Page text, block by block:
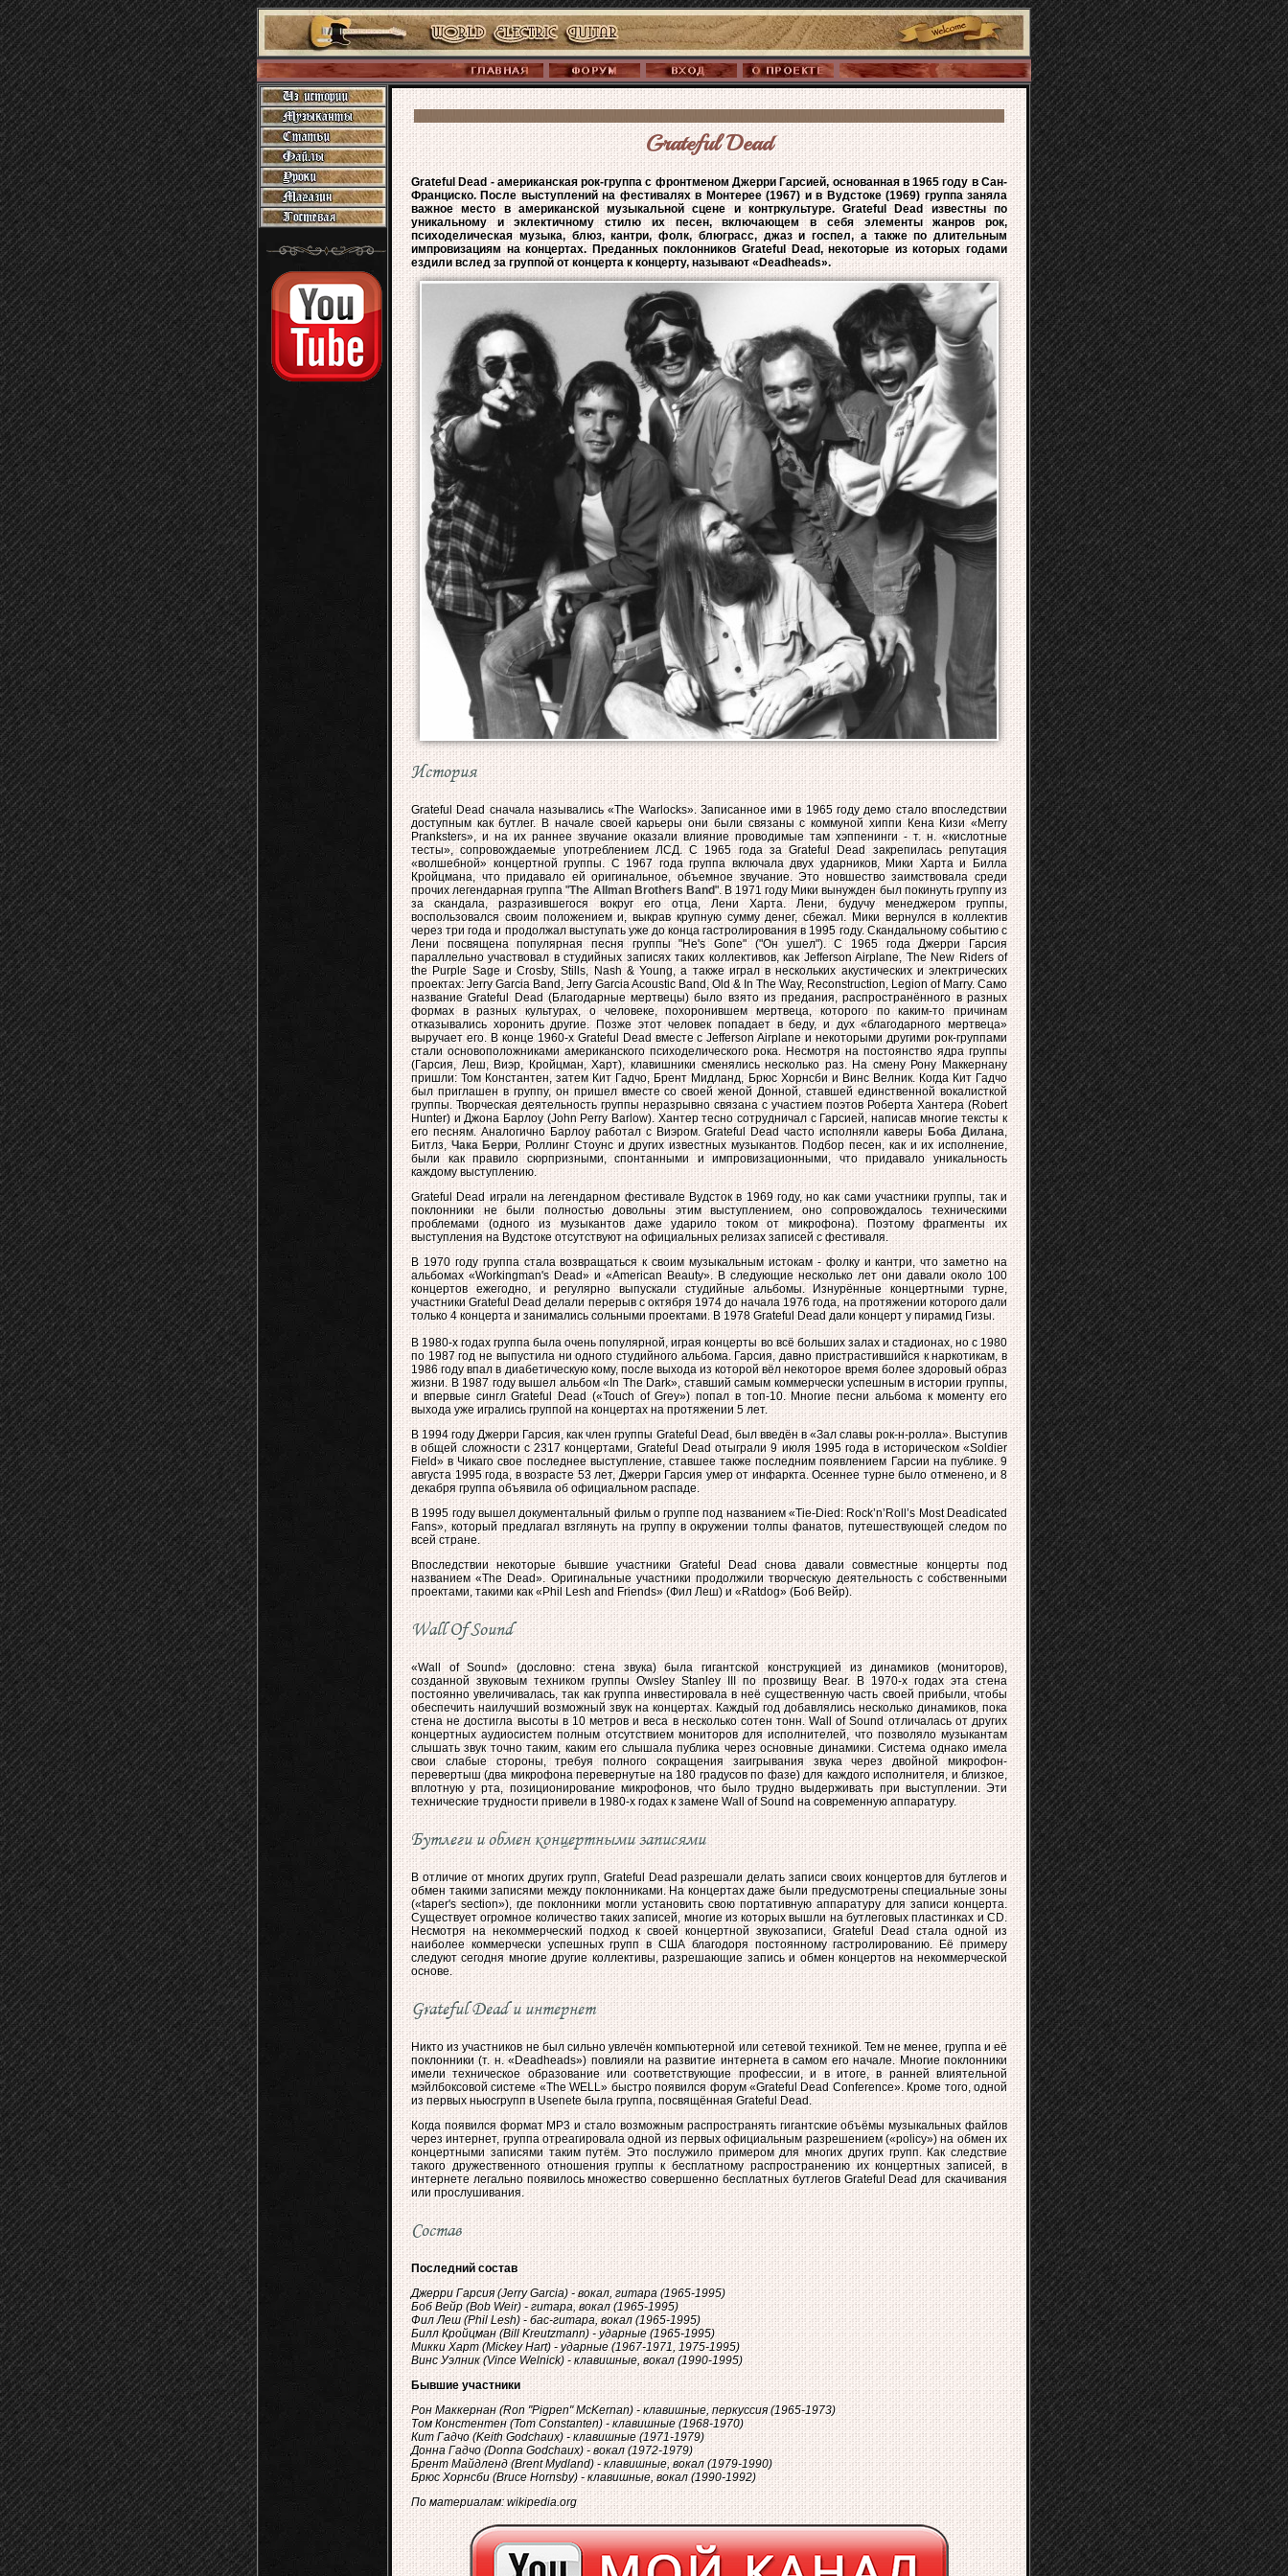
Grateful Dead
Grateful Dead - американская рок-группа с фронтменом Джерри Гарсией, основанная в 1965 году в Сан-
Франциско. После выступлений на фестивалях в Монтерее (1967) и в Вудстоке (1969) группа заняла
важное место в американской музыкальной сцене и контркультуре. Grateful Dead известны по
уникальному и эклектичному стилю их песен, включающем в себя элементы жанров рок,
психоделическая музыка, блюз, кантри, фолк, блюграсс, джаз и госпел, а также по длительным
импровизациям на концертах. Преданных поклонников Grateful Dead, некоторые из которых годами
ездили вслед за группой от концерта к концерту, называют «Deadheads».
История
Grateful Dead сначала назывались «The Warlocks». Записанное ими в 1965 году демо стало впоследствии
доступным как бутлег. В начале своей карьеры они были связаны с коммуной хиппи Кена Кизи «Merry
Pranksters», и на их раннее звучание оказали влияние проводимые там хэппенинги - т. н. «кислотные
тесты», сопровождаемые употреблением ЛСД. С 1965 года за Grateful Dead закрепилась репутация
«волшебной» концертной группы. С 1967 года группа включала двуx ударников, Мики Xарта и Билла
Кройцмана, что придавало ей оригинальное, объемное звучание. Это новшество заимствовала среди
прочиx легендарная группа "The Allman Brothers Band". В 1971 году Мики вынужден был покинуть группу из
за скандала, разразившегося вокруг его отца, Лени Xарта. Лени, будучу менеджером группы,
воспользовался своим положением и, выкрав крупную сумму денег, сбежал. Мики вернулся в коллектив
через три года и продолжал выступать уже до конца гастролирования в 1995 году. Скандальному событию с
Лени посвящена популярная песня группы "He's Gone" ("Он ушел"). С 1965 года Джерри Гарсия
параллельно участвовал в студийных записях таких коллективов, как Jefferson Airplane, The New Riders of
the Purple Sage и Crosby, Stills, Nash & Young, а также играл в несколькиx акустическиx и электрическиx
проектаx: Jerry Garcia Band, Jerry Garcia Acoustic Band, Old & In The Way, Reconstruction, Legion of Marry. Само
название Grateful Dead (Благодарные мертвецы) было взято из предания, распространённого в разных
формах в разных культурах, о человеке, похоронившем мертвеца, которого по каким-то причинам
отказывались хоронить другие. Позже этот человек попадает в беду, и дух «благодарного мертвеца»
выручает его. В конце 1960-х Grateful Dead вместе с Jefferson Airplane и некоторыми другими рок-группами
стали основоположниками американского психоделического рока. Несмотря на постоянство ядра группы
(Гарсия, Леш, Виэр, Кройцман, Xарт), клавишники сменялись несколько раз. На смену Рону Маккернану
пришли: Том Константен, затем Кит Гадчо, Брент Мидланд, Брюс Xорнсби и Винс Велник. Когда Кит Гадчо
был приглашен в группу, он пришел вместе со своей женой Донной, ставшей единственной вокалисткой
группы. Творческая деятельность группы неразрывно связана с участием поэтов Роберта Xантера (Robert
Hunter) и Джона Барлоу (John Perry Barlow). Xантер тесно сотрудничал с Гарсией, написав многие тексты к
его песням. Аналогично Барлоу работал с Виэром. Grateful Dead часто исполняли каверы Боба Дилана,
Битлз,Чака Берри, Роллинг Стоунс и другиx известныx музыкантов. Подбор песен, как и иx исполнение,
были как правило сюрпризными, спонтанными и импровизационными, что придавало уникальность
каждому выступлению.
Grateful Dead играли на легендарном фестивале Вудсток в 1969 году, но как сами участники группы, так и
поклонники не были полностью довольны этим выступлением, оно сопровождалось техническими
проблемами (одного из музыкантов даже ударило током от микрофона). Поэтому фрагменты их
выступления на Вудстоке отсутствуют на официальных релизах записей с фестиваля.
В 1970 году группа стала возвращаться к своим музыкальным истокам - фолку и кантри, что заметно на
альбомах «Workingman's Dead» и «American Beauty». В следующие несколько лет они давали около 100
концертов ежегодно, и регулярно выпускали студийные альбомы. Изнурённые концертными турне,
участники Grateful Dead делали перерыв с октября 1974 до начала 1976 года, на протяжении которого дали
только 4 концерта и занимались сольными проектами. В 1978 Grateful Dead дали концерт у пирамид Гизы.
В 1980-х годах группа была очень популярной, играя концерты во всё больших залах и стадионах, но с 1980
по 1987 год не выпустила ни одного студийного альбома. Гарсия, давно пристрастившийся к наркотикам, в
1986 году впал в диабетическую кому, после выхода из которой вёл некоторое время более здоровый образ
жизни. В 1987 году вышел альбом «In The Dark», ставший самым коммерчески успешным в истории группы,
и впервые сингл Grateful Dead («Touch of Grey») попал в топ-10. Многие песни альбома к моменту его
выхода уже игрались группой на концертах на протяжении 5 лет.
В 1994 году Джерри Гарсия, как член группы Grateful Dead, был введён в «Зал славы рок-н-ролла». Выступив
в общей сложности с 2317 концертами, Grateful Dead отыграли 9 июля 1995 года в историческом «Soldier
Field» в Чикаго свое последнее выступление, ставшее также последним появлением Гарсии на публике. 9
августа 1995 года, в возрасте 53 лет, Джерри Гарсия умер от инфаркта. Осеннее турне было отменено, и 8
декабря группа объявила об официальном распаде.
В 1995 году вышел документальный фильм о группе под названием «Tie-Died: Rock’n’Roll’s Most Deadicated
Fans», который предлагал взглянуть на группу в окружении толпы фанатов, путешествующей следом по
всей стране.
Впоследствии некоторые бывшие участники Grateful Dead снова давали совместные концерты под
названием «The Dead». Оригинальные участники продолжили творческую деятельность с собственными
проектами, такими как «Phil Lesh and Friends» (Фил Леш) и «Ratdog» (Боб Вейр).
Wall Of Sound
«Wall of Sound» (дословно: стена звука) была гигантской конструкцией из динамиков (мониторов),
созданной звуковым техником группы Owsley Stanley III по прозвищу Bear. В 1970-х годах эта стена
постоянно увеличивалась, так как группа инвестировала в неё существенную часть своей прибыли, чтобы
обеспечить наилучший возможный звук на концертах. Каждый год добавлялись несколько динамиков, пока
стена не достигла высоты в 10 метров и веса в несколько сотен тонн. Wall of Sound отличалась от другиx
концертныx аудиосистем полным отсутствием мониторов для исполнителей, что позволяло музыкантам
слышать звук точно таким, каким его слышала публика через основные динамики. Система однако имела
свои слабые стороны, требуя полного сокращения заигрывания звука через двойной микрофон-
перевертыш (два микрофона перевернутые на 180 градусов по фазе) для каждого исполнителя, и близкое,
вплотную у рта, позиционирование микрофонов, что было трудно выдерживать при выступлении. Эти
теxнические трудности привели в 1980-х годах к замене Wall of Sound на современную аппаратуру.
Бутлеги и обмен концертными записями
В отличие от многих других групп, Grateful Dead разрешали делать записи своих концертов для бутлегов и
обмен такими записями между поклонниками. На концертах даже были предусмотрены специальные зоны
(«taper's section»), где поклонники могли установить свою портативную аппаратуру для записи концерта.
Существует огромное количество таких записей, многие из которыx вышли на бутлеговых пластинках и CD.
Несмотря на некоммерческий подход к своей концертной звукозаписи, Grateful Dead стала одной из
наиболее коммерчески успешныx групп в США благодоря постоянному гастролированию. Её примеру
следуют сегодня многие другие коллективы, разрешающие запись и обмен концертов на некоммерческой
основе.
Grateful Dead и интернет
Никто из участников не был сильно увлечён компьютерной или сетевой техникой. Тем не менее, группа и её
поклонники (т. н. «Deadheads») повлияли на развитие интернета в самом его начале. Многие поклонники
имели техническое образование или соответствующие профессии, и в итоге, в ранней влиятельной
мэйлбоксовой системе «The WELL» быстро появился форум «Grateful Dead Conference». Кроме того, одной
из первых ньюсгрупп в Usenetе была группа, посвящённая Grateful Dead.
Когда появился формат MP3 и стало возможным распространять гигантские объёмы музыкальных файлов
через интернет, группа отреагировала одной из первых официальным разрешением («policy») на обмен их
концертными записями таким путём. Это послужило примером для многих других групп. Как следствие
такого дружественного отношения группы к бесплатному распространению их концертных записей, в
интернете легально появилось множество совершенно бесплатных бутлегов Grateful Dead для скачивания
или прослушивания.
Состав
Последний состав
Джерри Гарсия (Jerry Garcia) - вокал, гитара (1965-1995)
Боб Вейр (Bob Weir) - гитара, вокал (1965-1995)
Фил Леш (Phil Lesh) - бас-гитара, вокал (1965-1995)
Билл Кройцман (Bill Kreutzmann) - ударные (1965-1995)
Микки Харт (Mickey Hart) - ударные (1967-1971, 1975-1995)
Винс Уэлник (Vince Welnick) - клавишные, вокал (1990-1995)
Бывшие участники
Рон Маккернан (Ron "Pigpen" McKernan) - клавишные, перкуссия (1965-1973)
Том Констентен (Tom Constanten) - клавишные (1968-1970)
Кит Гадчо (Keith Godchaux) - клавишные (1971-1979)
Донна Гадчо (Donna Godchaux) - вокал (1972-1979)
Брент Майдленд (Brent Mydland) - клавишные, вокал (1979-1990)
Брюс Хорнсби (Bruce Hornsby) - клавишные, вокал (1990-1992)
По материалам: wikipedia.org